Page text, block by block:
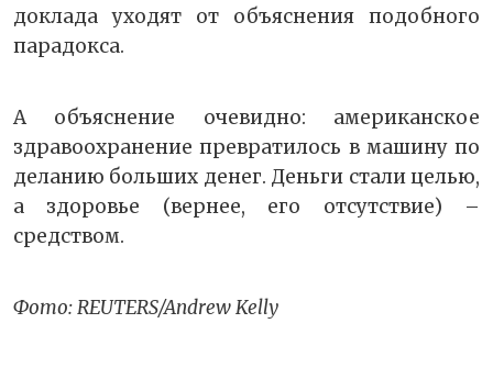
доклада уходят от объяснения подобного
парадокса.
А объяснение очевидно: американское
здравоохранение превратилось в машину по
деланию больших денег. Деньги стали целью,
а здоровье (вернее, его отсутствие) –
средством.
Фото: REUTERS/Andrew Kelly